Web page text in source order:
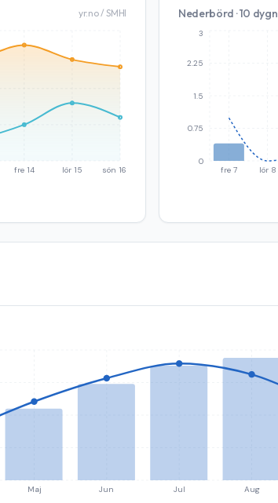
yr.no / SMHI
fre 14 lör 15 sön 16
Nederbörd · 10 dygn
fre 7 lör 8
0
0.75
1.5
2.25
3
Maj Jun Jul Aug